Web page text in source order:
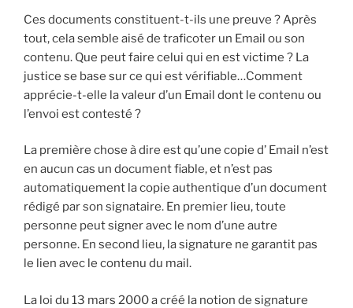
Ces documents constituent-t-ils une preuve ? Après
tout, cela semble aisé de traficoter un Email ou son
contenu. Que peut faire celui qui en est victime ? La
justice se base sur ce qui est vérifiable…Comment
apprécie-t-elle la valeur d’un Email dont le contenu ou
l’envoi est contesté ?
La première chose à dire est qu’une copie d’ Email n’est
en aucun cas un document fiable, et n’est pas
automatiquement la copie authentique d’un document
rédigé par son signataire. En premier lieu, toute
personne peut signer avec le nom d’une autre
personne. En second lieu, la signature ne garantit pas
le lien avec le contenu du mail.
La loi du 13 mars 2000 a créé la notion de signature